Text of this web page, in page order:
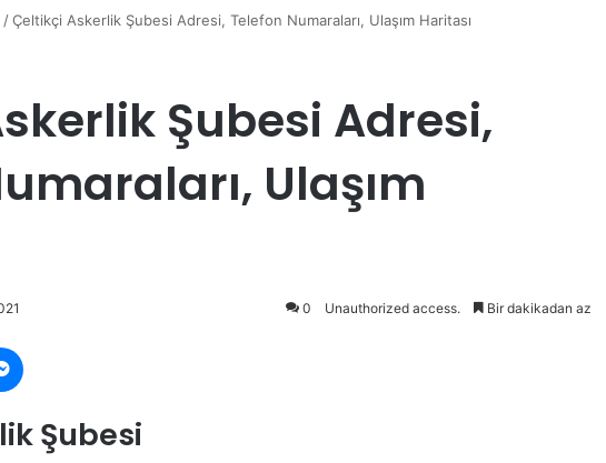
/Çeltikçi Askerlik Şubesi Adresi, Telefon Numaraları, Ulaşım Haritası
Şubesi Adresi,
Ulaşım
0 Unauthorized access. Bir dakikadan az
Şubesi